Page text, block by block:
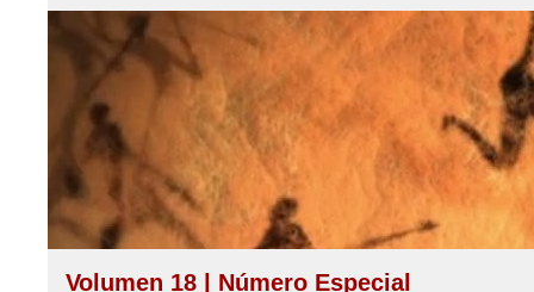
Volumen 18 | Número Especial